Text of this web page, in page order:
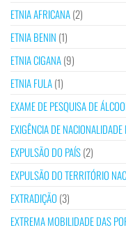
ETNIA AFRICANA(2)
ETNIA BENIN (1)
ETNIA CIGANA(9)
ETNIA FULA(1)
EXAME DE PESQUISA DE
EXIGÊNCIA DE
EXPULSÃO DO PAÍS(2)
EXPULSÃO DO TERRITÓRIO
EXTRADIÇÃO (3)
EXTREMA MOBILIDADE DAS